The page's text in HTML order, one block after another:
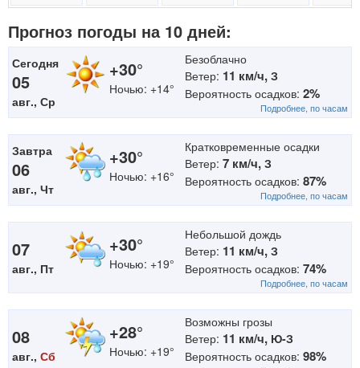
Прогноз погоды на 10 дней:
Сегодня
05
авг., Ср
+30°
Ночью: +14°
Безоблачно
Ветер: 11 км/ч, З
Вероятность осадков: 2%
Подробнее, по часам
Завтра
06
авг., Чт
+30°
Ночью: +16°
Кратковременные осадки
Ветер: 7 км/ч, З
Вероятность осадков: 87%
Подробнее, по часам
07
авг., Пт
+30°
Ночью: +19°
Небольшой дождь
Ветер: 11 км/ч, З
Вероятность осадков: 74%
Подробнее, по часам
08
авг., Сб
+28°
Ночью: +19°
Возможны грозы
Ветер: 11 км/ч, Ю-З
Вероятность осадков: 98%